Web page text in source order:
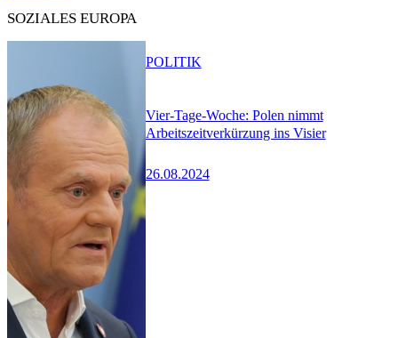
SOZIALES EUROPA
Vier-Tage-Woche: Polen nimmt
Arbeitszeitverkürzung ins Visier
26.08.2024
POLITIK